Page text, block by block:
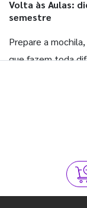
Volta às Aulas:
semestre
Prepare a
que fazem toda
semestre com o